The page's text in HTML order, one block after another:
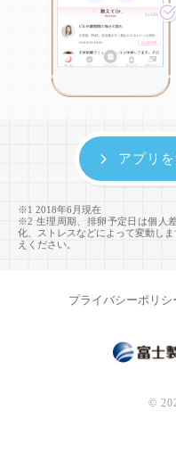
※1 2018年6月現在
※2 生理周期、排卵予定日は個人
化、ストレスなどによって変動し
えください。
アプリ
プライバシーポリシ
©